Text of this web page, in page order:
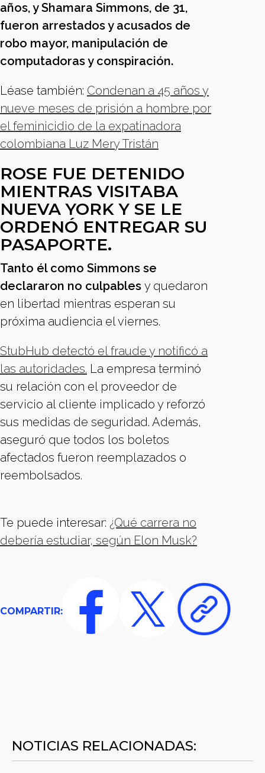
años, y Shamara Simmons, de 31,
fueron arrestados y acusados de
robo mayor, manipulación de
computadoras y conspiración.
Léase también: Condenan a 45 años y
nueve meses de prisión a hombre por
el feminicidio de la expatinadora
colombiana Luz Mery Tristán
ROSE FUE DETENIDO
MIENTRAS VISITABA
NUEVA YORK Y SE LE
ORDENÓ ENTREGAR SU
PASAPORTE.
Tanto él como Simmons se
declararon no culpables y quedaron
en libertad mientras esperan su
próxima audiencia el viernes.
StubHub detectó el fraude y notificó a
las autoridades. La empresa terminó
su relación con el proveedor de
servicio al cliente implicado y reforzó
sus medidas de seguridad. Además,
aseguró que todos los boletos
afectados fueron reemplazados o
reembolsados.
Te puede interesar: ¿Qué carrera no
debería estudiar, según Elon Musk?
COMPARTIR:
NOTICIAS RELACIONADAS: